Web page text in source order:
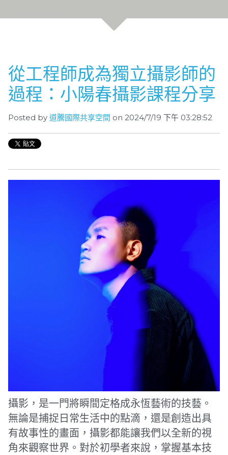
從工程師成為獨立攝影師的
過程：小陽春攝影課程分享
Posted by道騰國際共享空間 on 2024/7/19 下午 03:28:52
攝影，是一門將瞬間定格成永恆藝術的技藝。
無論是捕捉日常生活中的點滴，還是創造出具
有故事性的畫面，攝影都能讓我們以全新的視
角來觀察世界。對於初學者來說，掌握基本技